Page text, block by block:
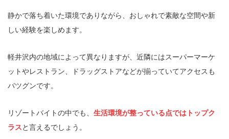
静かで落ち着いた環境でありながら、おしゃれで素敵な空間や新
しい経験を楽しめます。
軽井沢内の地域によって異なりますが、近隣にはスーパーマーケ
ットやレストラン、ドラッグストアなどが揃っていてアクセスも
バツグンです。
リゾートバイトの中でも、 生活環境が整っている点ではトップク
ラスと言えるでしょう。